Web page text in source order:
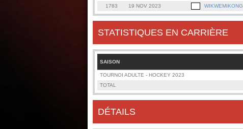
1783 19 NOV 2023 WIKWEMIKONG
STATISTIQUES EN CARRIÈRE
SAISON
TOURNOI ADULTE - HOCKEY 2023
TOTAL
DÉTAILS